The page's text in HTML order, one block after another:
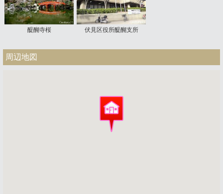
醍醐寺桜 伏見区役所醍醐支所
周辺地図